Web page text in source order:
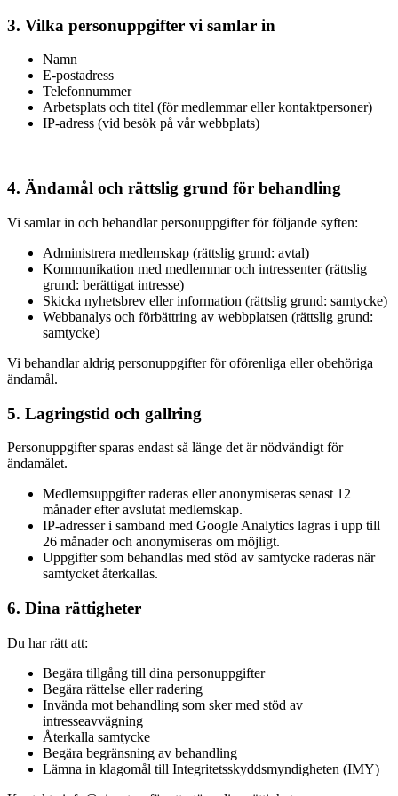
3. Vilka personuppgifter vi samlar in
Namn
E-postadress
Telefonnummer
Arbetsplats och titel (för medlemmar eller kontaktpersoner)
IP-adress (vid besök på vår webbplats)
4. Ändamål och rättslig grund för behandling
Vi samlar in och behandlar personuppgifter för följande syften:
Administrera medlemskap (rättslig grund: avtal)
Kommunikation med medlemmar och intressenter (rättslig
grund: berättigat intresse)
Skicka nyhetsbrev eller information (rättslig grund: samtycke)
Webbanalys och förbättring av webbplatsen (rättslig grund:
samtycke)
Vi behandlar aldrig personuppgifter för oförenliga eller obehöriga
ändamål.
5. Lagringstid och gallring
Personuppgifter sparas endast så länge det är nödvändigt för
ändamålet.
Medlemsuppgifter raderas eller anonymiseras senast 12
månader efter avslutat medlemskap.
IP-adresser i samband med Google Analytics lagras i upp till
26 månader och anonymiseras om möjligt.
Uppgifter som behandlas med stöd av samtycke raderas när
samtycket återkallas.
6. Dina rättigheter
Du har rätt att:
Begära tillgång till dina personuppgifter
Begära rättelse eller radering
Invända mot behandling som sker med stöd av
intresseavvägning
Återkalla samtycke
Begära begränsning av behandling
Lämna in klagomål till Integritetsskyddsmyndigheten (IMY)